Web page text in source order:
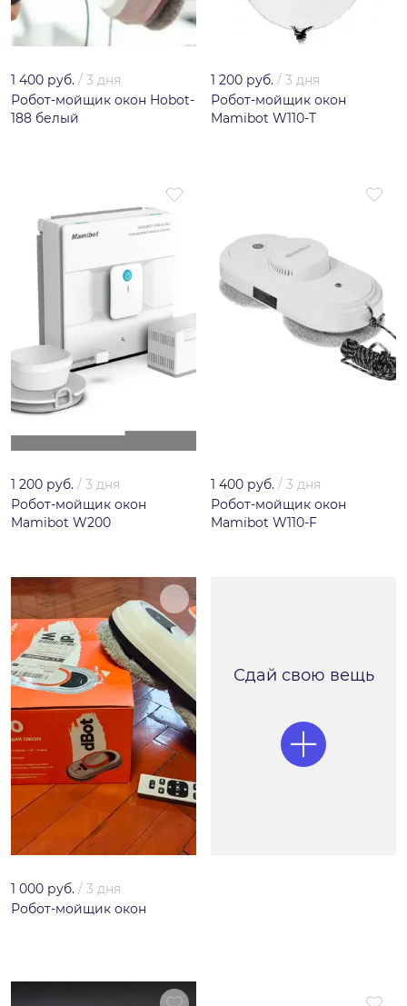
1 400 руб. / 3 дня
Робот-мойщик окон Hobot-
188 белый
1 200 руб. / 3 дня
Робот-мойщик окон
Mamibot W110-T
1 200 руб. / 3 дня
Робот-мойщик окон
Mamibot W200
1 400 руб. / 3 дня
Робот-мойщик окон
Mamibot W110-F
1 000 руб. / 3 дня
Робот-мойщик окон
Сдай свою вещь